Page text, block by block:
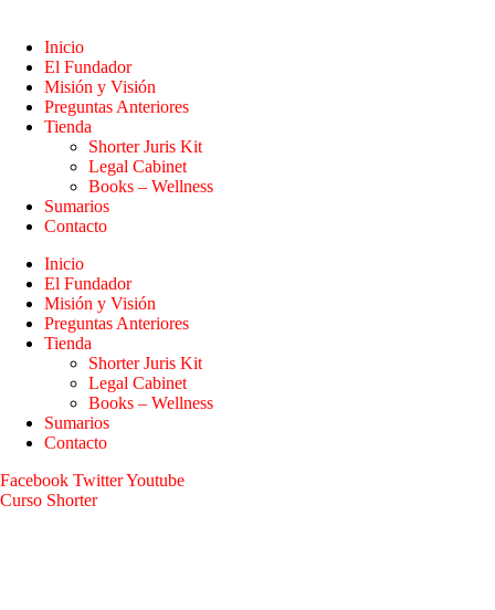
Inicio
El Fundador
Misión y Visión
Preguntas Anteriores
Tienda
Shorter Juris Kit
Legal Cabinet
Books – Wellness
Sumarios
Contacto
Inicio
El Fundador
Misión y Visión
Preguntas Anteriores
Tienda
Shorter Juris Kit
Legal Cabinet
Books – Wellness
Sumarios
Contacto
Facebook TwitterYoutube
Curso Shorter